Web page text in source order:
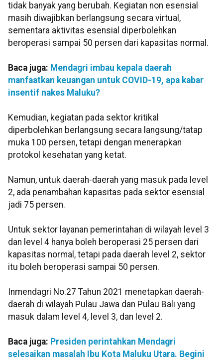
tidak banyak yang berubah. Kegiatan non esensial
masih diwajibkan berlangsung secara virtual,
sementara aktivitas esensial diperbolehkan
beroperasi sampai 50 persen dari kapasitas normal.
Baca juga: Mendagri imbau kepala daerah
manfaatkan keuangan untuk COVID-19, apa kabar
insentif nakes Maluku?
Kemudian, kegiatan pada sektor kritikal
diperbolehkan berlangsung secara langsung/tatap
muka 100 persen, tetapi dengan menerapkan
protokol kesehatan yang ketat.
Namun, untuk daerah-daerah yang masuk pada level
2, ada penambahan kapasitas pada sektor esensial
jadi 75 persen.
Untuk sektor layanan pemerintahan di wilayah level 3
dan level 4 hanya boleh beroperasi 25 persen dari
kapasitas normal, tetapi pada daerah level 2, sektor
itu boleh beroperasi sampai 50 persen.
Inmendagri No.27 Tahun 2021 menetapkan daerah-
daerah di wilayah Pulau Jawa dan Pulau Bali yang
masuk dalam level 4, level 3, dan level 2.
Baca juga: Presiden perintahkan Mendagri
selesaikan masalah Ibu Kota Maluku Utara. Begini